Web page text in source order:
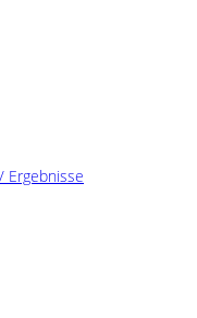
Ergebnisse